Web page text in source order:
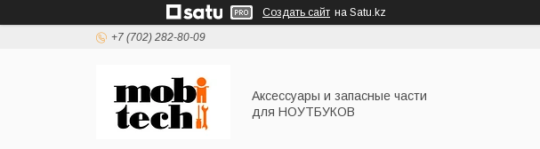
Создать сайт на Satu.kz
+7 (702) 282-80-09
Аксессуары и запасные части
для НОУТБУКОВ